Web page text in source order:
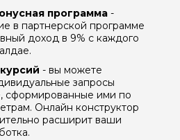
программа -
в партнерской программе
доход в 9% с каждого
- вы можете
запросы
сформированные ими по
Онлайн конструктор
расширит ваши